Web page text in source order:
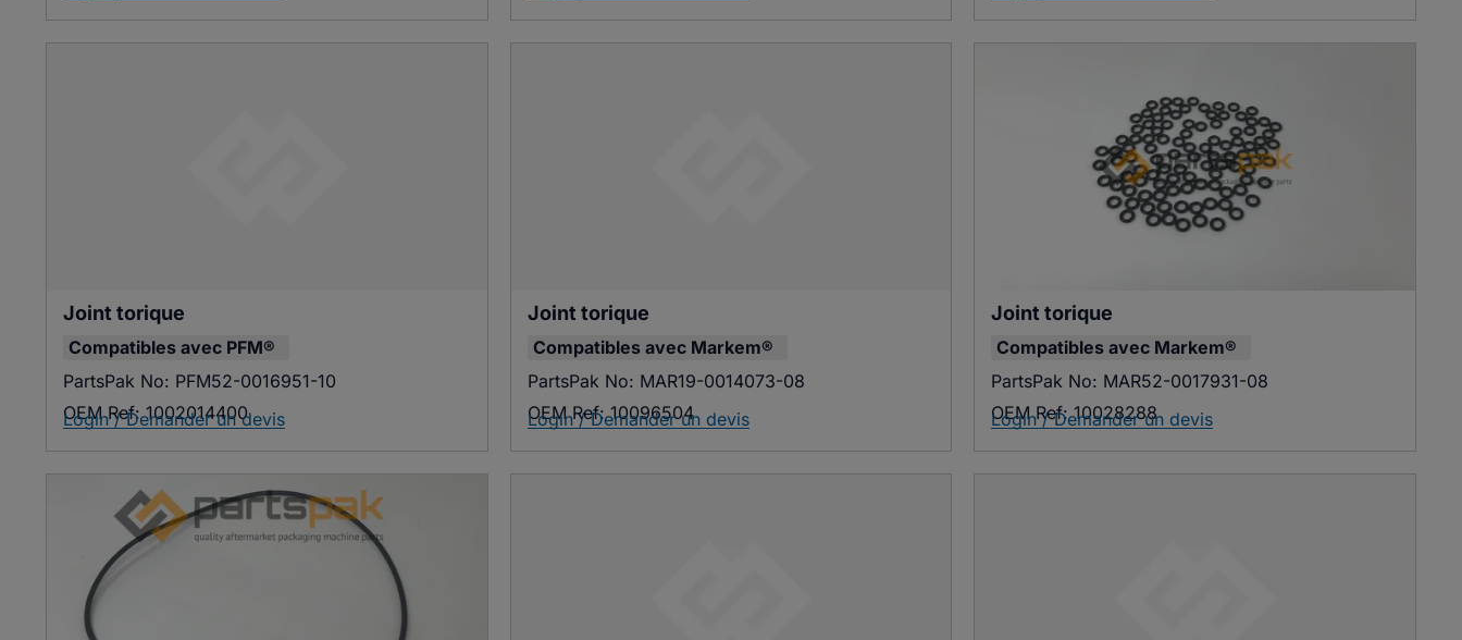
Joint torique
Compatibles avec PFM®
PartsPak No: PFM52-0016951-10
OEM Ref: 1002014400
Login / Demander un devis
Joint torique
Compatibles avec Markem®
PartsPak No: MAR19-0014073-08
OEM Ref: 10096504
Login / Demander un devis
Joint torique
Compatibles avec Markem®
PartsPak No: MAR52-0017931-08
OEM Ref: 10028288
Login / Demander un devis